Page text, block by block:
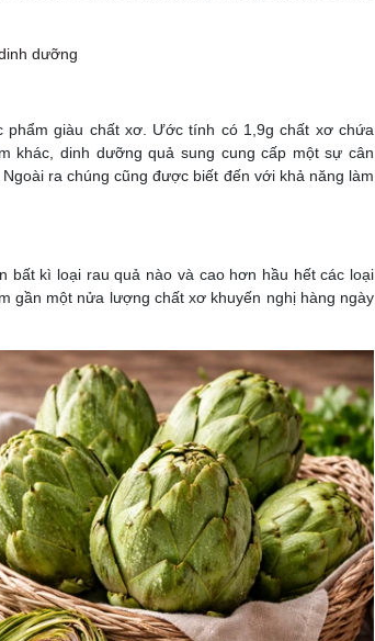
dưỡng
giàu chất xơ. Ước tính có 1,9g chất xơ chứa
khác, dinh dưỡng quả sung cung cấp một sự cân
ra chúng cũng được biết đến với khả năng làm
bất kì loại rau quả nào và cao hơn hầu hết các loại
gần một nửa lượng chất xơ khuyến nghị hàng ngày